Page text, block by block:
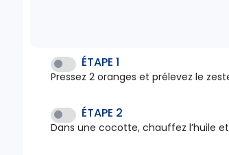
ÉTAPE 1
Pressez 2 oranges et prélevez le
ÉTAPE 2
Dans une cocotte, chauffez l’huile